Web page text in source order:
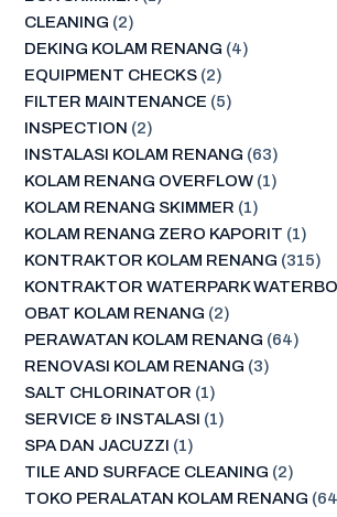
CLEANING (2)
DEKING KOLAM RENANG (4)
EQUIPMENT CHECKS(2)
FILTER MAINTENANCE (5)
INSPECTION (2)
INSTALASI KOLAM RENANG (63)
KOLAM RENANG OVERFLOW(1)
KOLAM RENANG SKIMMER (1)
KOLAM RENANG ZERO KAPORIT (1)
KONTRAKTOR KOLAM RENANG (315)
KONTRAKTOR WATERPARK
OBAT KOLAM RENANG (2)
PERAWATAN KOLAM RENANG (64)
RENOVASI KOLAM RENANG (3)
SALT CHLORINATOR (1)
SERVICE & INSTALASI (1)
SPA DAN JACUZZI (1)
TILE AND SURFACE CLEANING (2)
TOKO PERALATAN KOLAM RENANG